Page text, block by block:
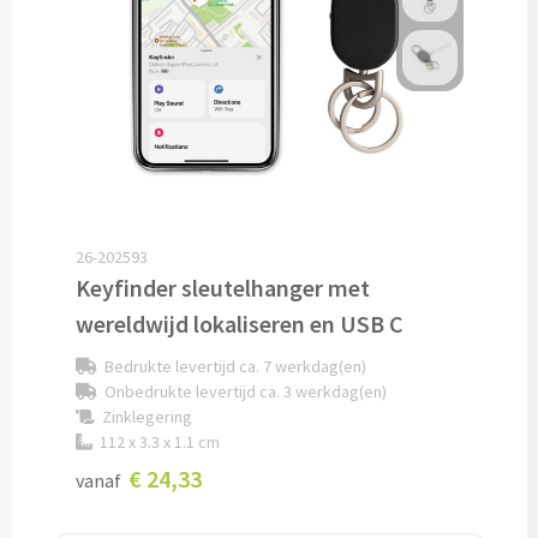
Bluetooth oordopjes bedrukken
Bedrade audio oordopjes bedrukken
Bedrade hoofdtelefoons bedrukken
Waterbestendige speakers bedrukken
26-202593
Keyfinder sleutelhanger met
wereldwijd lokaliseren en USB C
Bedrukte levertijd ca. 7 werkdag(en)
Onbedrukte levertijd ca. 3 werkdag(en)
Zinklegering
112 x 3.3 x 1.1 cm
vanaf € 24,33